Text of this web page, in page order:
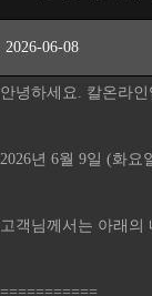
2026-06-08
안녕하세요. 칼온라인
2026년 6월 9일 (화요
고객님께서는 아래의
===========